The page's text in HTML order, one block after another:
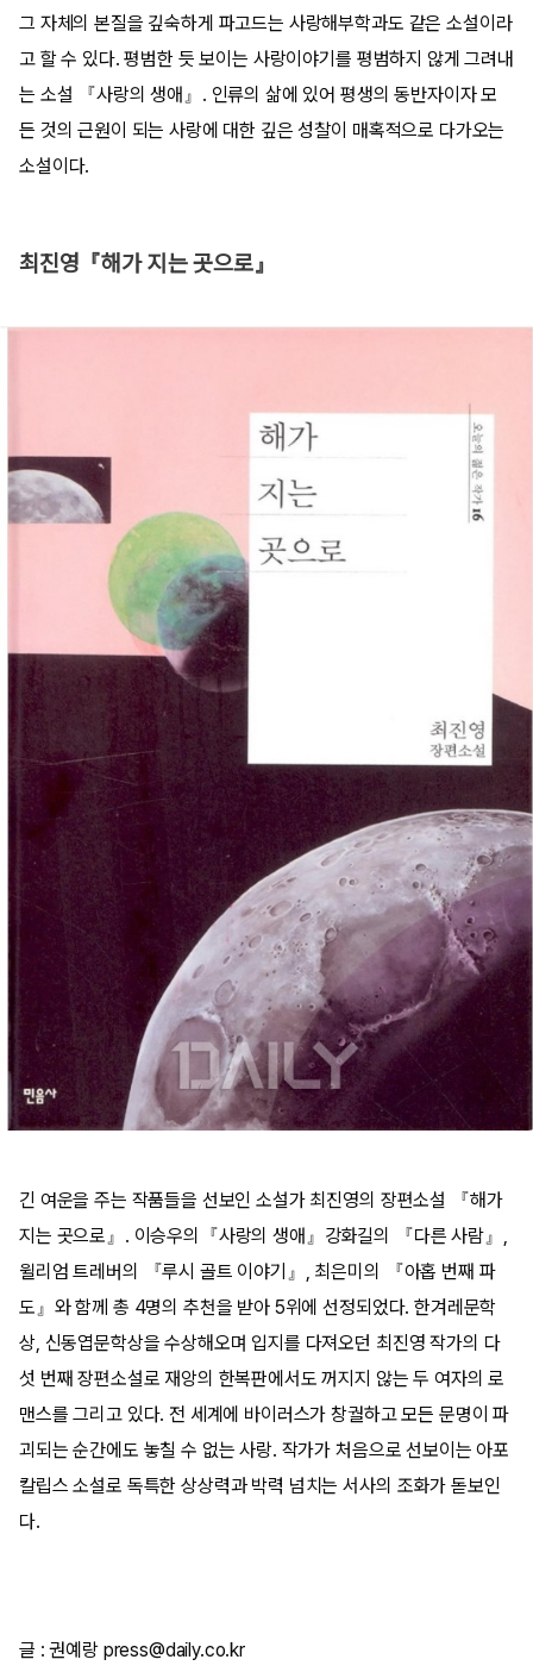
그 자체의 본질을 깊숙하게 파고드는 사랑해부학과도 같은 소설이라
고 할 수 있다. 평범한 듯 보이는 사랑이야기를 평범하지 않게 그려내
는 소설 『사랑의 생애』. 인류의 삶에 있어 평생의 동반자이자 모
든 것의 근원이 되는 사랑에 대한 깊은 성찰이 매혹적으로 다가오는
소설이다.
최진영『해가 지는 곳으로』
긴 여운을 주는 작품들을 선보인 소설가 최진영의 장편소설 『해가
지는 곳으로』. 이승우의『사랑의 생애』강화길의 『다른 사람』,
윌리엄 트레버의 『루시 골트 이야기』, 최은미의 『아홉 번째 파
도』와 함께 총 4명의 추천을 받아 5위에 선정되었다. 한겨레문학
상, 신동엽문학상을 수상해오며 입지를 다져오던 최진영 작가의 다
섯 번째 장편소설로 재앙의 한복판에서도 꺼지지 않는 두 여자의 로
맨스를 그리고 있다. 전 세계에 바이러스가 창궐하고 모든 문명이 파
괴되는 순간에도 놓칠 수 없는 사랑. 작가가 처음으로 선보이는 아포
칼립스 소설로 독특한 상상력과 박력 넘치는 서사의 조화가 돋보인
다.
글 : 권예랑 press@daily.co.kr